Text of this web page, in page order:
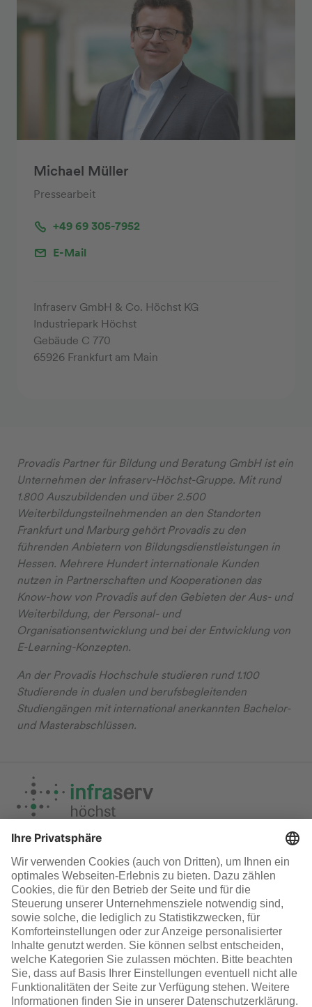
Michael Müller
Pressearbeit
+49 69 305-7952
E-Mail
Infraserv GmbH & Co. Höchst KG
Industriepark Höchst
Gebäude C 770
65926 Frankfurt am Main
Provadis Partner für Bildung und Beratung GmbH ist ein
Unternehmen der Infraserv-Höchst-Gruppe. Mit rund
1.800 Auszubildenden und über 2.500
Weiterbildungsteilnehmenden an den Standorten
Frankfurt und Marburg gehört Provadis zu den
führenden Anbietern von Bildungsdienstleistungen in
Hessen. Mehrere Hundert internationale Kunden
nutzen in Partnerschaften und Kooperationen das
Know-how von Provadis auf den Gebieten der Aus- und
Weiterbildung, der Personal- und
Organisationsentwicklung und bei der Entwicklung von
E-Learning-Konzepten.
An der Provadis Hochschule studieren rund 1.100
Studierende in dualen und berufsbegleitenden
Studiengängen mit international anerkannten Bachelor-
und Masterabschlüssen.
Medien
Infraserv Höchst
Karriere bei uns